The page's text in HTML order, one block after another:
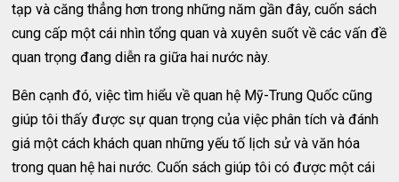
tạp và căng thẳng hơn trong những năm gần đây, cuốn sách
cung cấp một cái nhìn tổng quan và xuyên suốt về các vấn đề
quan trọng đang diễn ra giữa hai nước này.
Bên cạnh đó, việc tìm hiểu về quan hệ Mỹ-Trung Quốc cũng
giúp tôi thấy được sự quan trọng của việc phân tích và đánh
giá một cách khách quan những yếu tố lịch sử và văn hóa
trong quan hệ hai nước. Cuốn sách giúp tôi có được một cái